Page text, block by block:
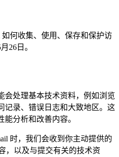
如何收集、使用、保存和保护访
26日。
会处理基本技术资料，例如浏览
记录、错误日志和大致地区。这
分析和改善内容。
时，我们会收到你主动提供的
，以及与提交有关的技术资